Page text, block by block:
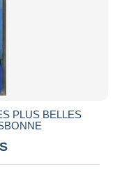
PLUS BELLES